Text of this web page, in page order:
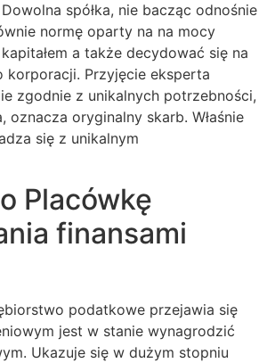
spółka, nie bacząc odnośnie
normę oparty na na mocy
a także decydować się na
korporacji. Przyjęcie eksperta
zgodnie z unikalnych potrzebności,
oryginalny skarb. Właśnie
się z unikalnym
Placówkę
finansami
podatkowe przejawia się
jest w stanie wynagrodzić
Ukazuje się w dużym stopniu